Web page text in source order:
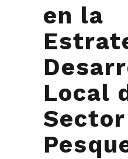
en la
Local
Sector